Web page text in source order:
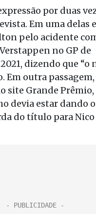
por duas
Em uma delas
pelo acidente
no GP de
dizendo que “o
Em outra passagem,
site Grande Prêmio,
devia estar dando o
do título para Nico